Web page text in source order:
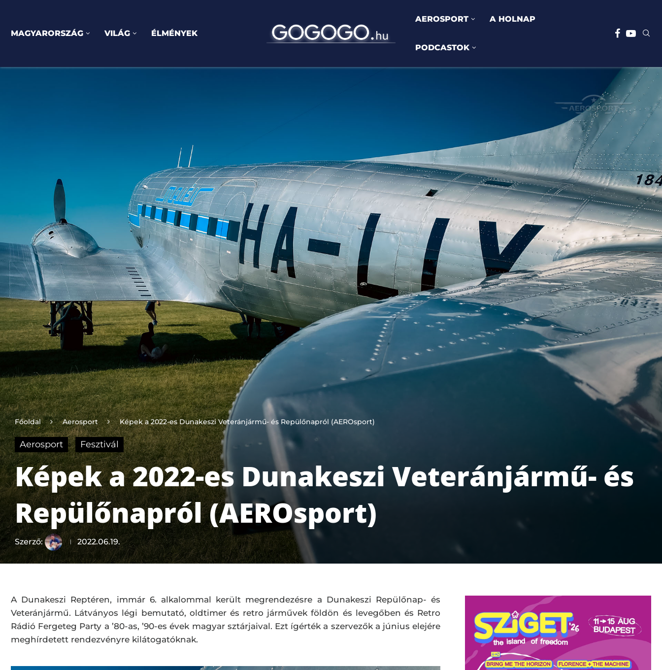
MAGYARORSZÁG VILÁG ÉLMÉNYEK
AEROSPORT A HOLNAP
PODCASTOK
Főoldal Aerosport Képek a 2022-es Dunakeszi Veteránjármű- és Repülőnapról (AEROsport)
Aerosport Fesztivál
Képek a 2022-es Dunakeszi Veteránjármű- és
Repülőnapról (AEROsport)
Szerző: 2022.06.19.
A Dunakeszi Reptéren, immár 6. alkalommal került megrendezésre a Dunakeszi Repülőnap- és
Veteránjármű. Látványos légi bemutató, oldtimer és retro járművek földön és levegőben és Retro
Rádió Fergeteg Party a ’80-as, ’90-es évek magyar sztárjaival. Ezt ígérték a szervezők a június elejére
meghírdetett rendezvényre kilátogatóknak.